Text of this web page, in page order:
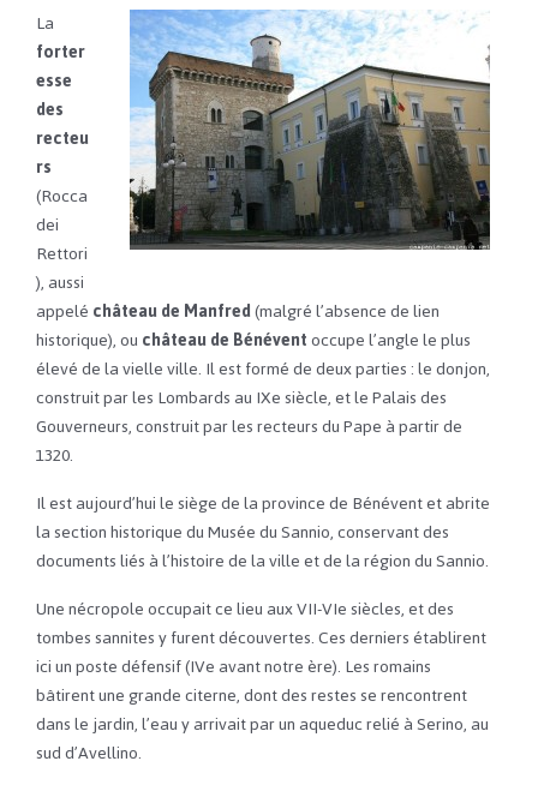
La
forter
esse
des
recteu
rs
(Rocca
dei
Rettori
), aussi
appeléchâteau de Manfred(malgré l’absence de lien
historique), ouchâteau de Bénéventoccupe l’angle le plus
élevé de la vielle ville. Il est formé de deux parties : le donjon,
construit par les Lombards au IXe siècle, et le Palais des
Gouverneurs, construit par les recteurs du Pape à partir de
1320.
Il est aujourd’hui le siège de la province de Bénévent et abrite
la section historique du Musée du Sannio, conservant des
documents liés à l’histoire de la ville et de la région du Sannio.
Une nécropole occupait ce lieu aux VII-VIe siècles, et des
tombes sannites y furent découvertes. Ces derniers établirent
ici un poste défensif (IVe avant notre ère). Les romains
bâtirent une grande citerne, dont des restes se rencontrent
dans le jardin, l’eau y arrivait par un aqueduc relié à Serino, au
sud d’Avellino.